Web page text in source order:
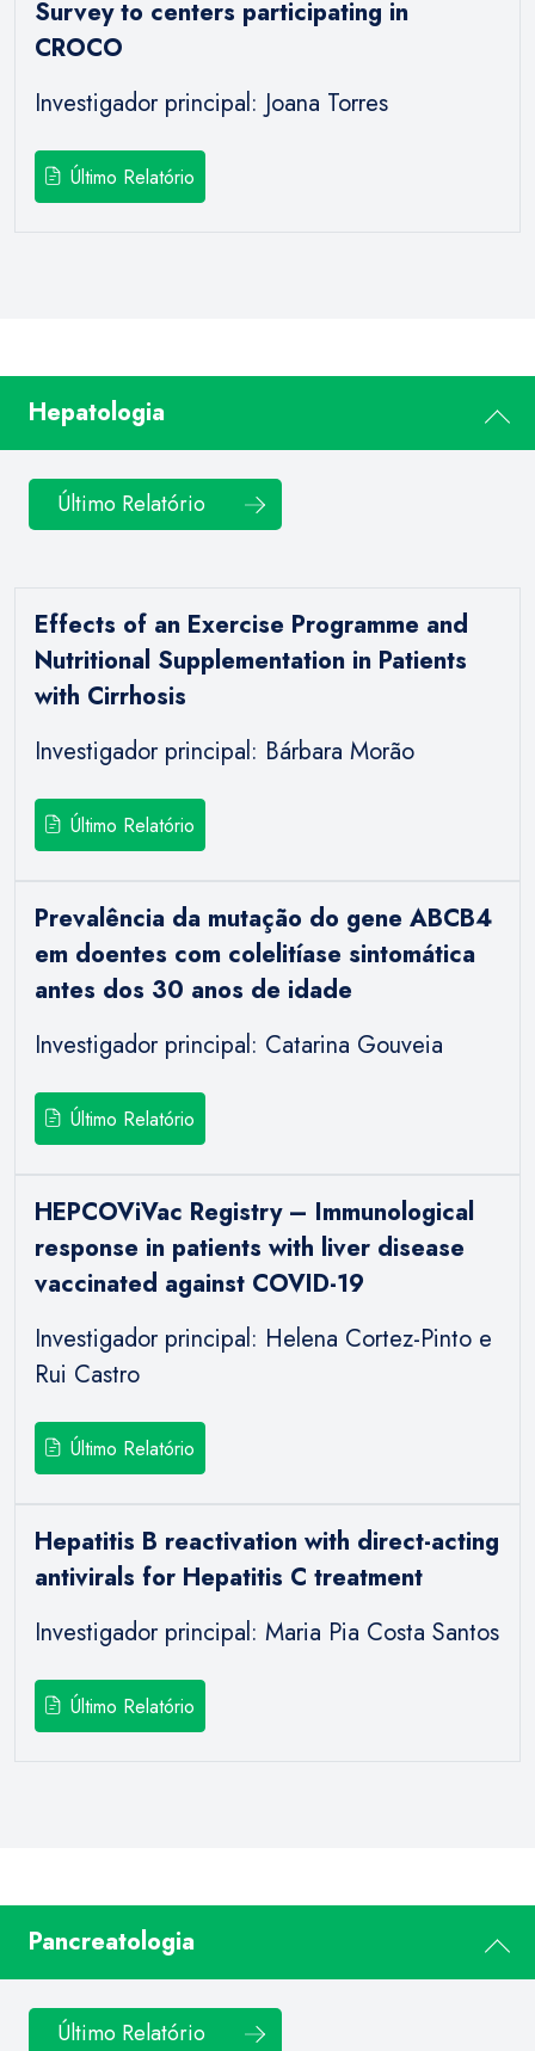
Survey to centers participating in
CROCO
Investigador principal: Joana Torres
Último Relatório
Hepatologia
Último Relatório
Effects of an Exercise Programme and
Nutritional Supplementation in Patients
with Cirrhosis
Investigador principal: Bárbara Morão
Último Relatório
Prevalência da mutação do gene ABCB4
em doentes com colelitíase sintomática
antes dos 30 anos de idade
Investigador principal: Catarina Gouveia
Último Relatório
HEPCOViVac Registry – Immunological
response in patients with liver disease
vaccinated against COVID-19
Investigador principal: Helena Cortez-Pinto e
Rui Castro
Último Relatório
Hepatitis B reactivation with direct-acting
antivirals for Hepatitis C treatment
Investigador principal: Maria Pia Costa Santos
Último Relatório
Pancreatologia
Último Relatório